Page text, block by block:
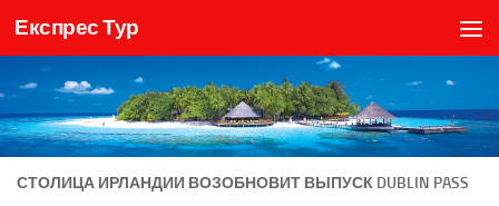
Skip to content
Експрес Тур
СТОЛИЦА ИРЛАНДИИ ВОЗОБНОВИТ ВЫПУСК DUBLIN PASS